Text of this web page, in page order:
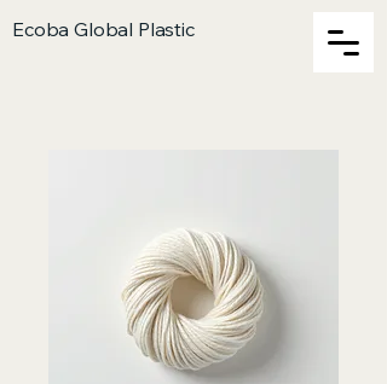
Ecoba Global Plastic